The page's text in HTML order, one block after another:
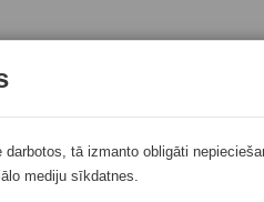
darbotos, tā izmanto obligāti
mediju sīkdatnes.